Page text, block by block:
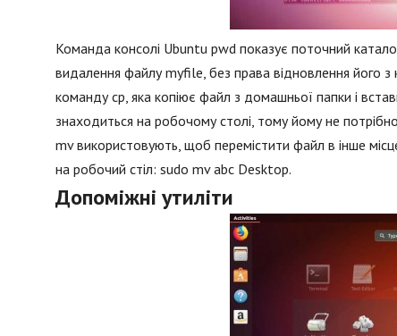
Команда консолі Ubuntu pwd показує поточний
видалення файлу myfile, без права відновлення його
команду cp, яка копіює файл з домашньої папки і
знаходиться на робочому столі, тому йому не
mv використовують, щоб перемістити файл в інше
на робочий стіл: sudo mv abc Desktop.
Допоміжні утиліти